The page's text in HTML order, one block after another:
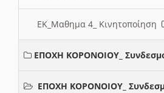
ΕΚ_Μαθημα 4_ Κινητοποίηση
ΕΠΟΧΗ ΚΟΡΟΝΟΙΟΥ_
ΕΠΟΧΗ ΚΟΡΟΝΟΙΟΥ_